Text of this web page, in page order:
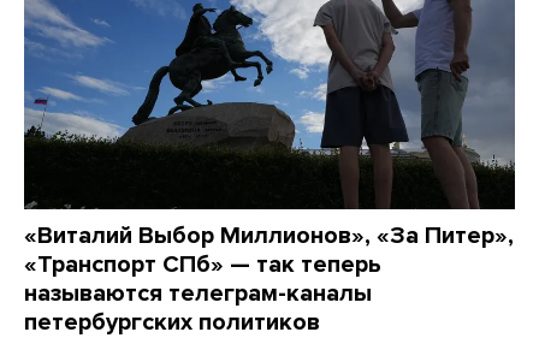
«Виталий Выбор Миллионов», «За Питер»,
«Транспорт СПб» — так теперь
называются телеграм-каналы
петербургских политиков